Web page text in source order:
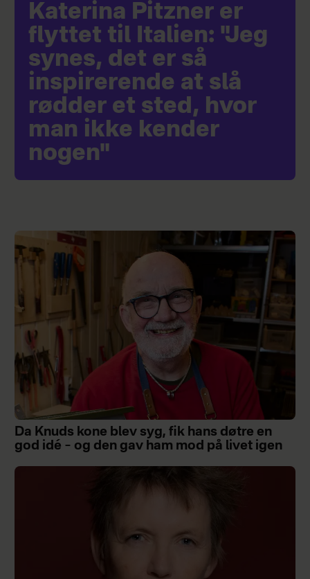
Katerina Pitzner er
flyttet til Italien: "Jeg
synes, det er så
inspirerende at slå
rødder et sted, hvor
man ikke kender
nogen"
Da Knuds kone blev syg, fik hans døtre en
god idé – og den gav ham mod på livet igen